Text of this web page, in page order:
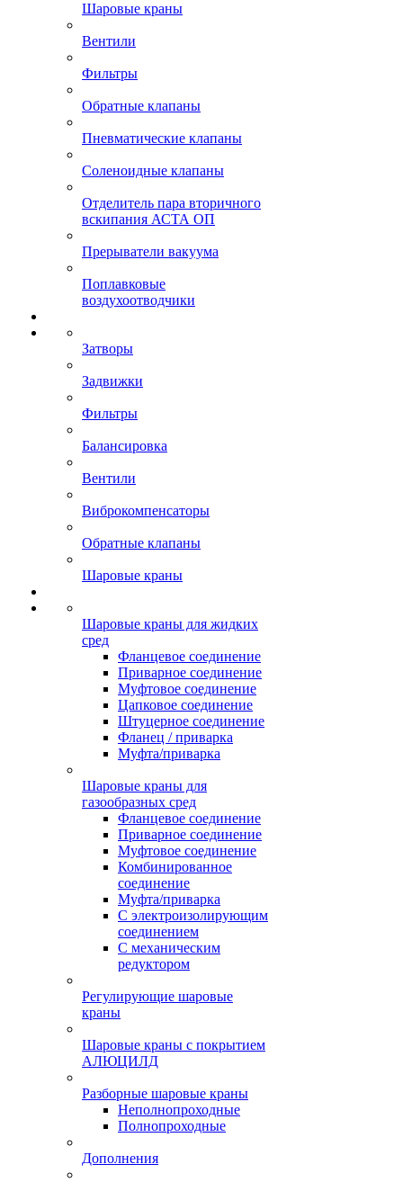
Шаровые краны
Вентили
Фильтры
Обратные клапаны
Пневматические клапаны
Соленоидные клапаны
Отделитель пара вторичного
вскипания АСТА ОП
Прерыватели вакуума
Поплавковые
воздухоотводчики
Затворы
Задвижки
Фильтры
Балансировка
Вентили
Виброкомпенсаторы
Обратные клапаны
Шаровые краны
Шаровые краны для жидких
сред
Фланцевое соединение
Приварное соединение
Муфтовое соединение
Цапковое соединение
Штуцерное соединение
Фланец / приварка
Муфта/приварка
Шаровые краны для
газообразных сред
Фланцевое соединение
Приварное соединение
Муфтовое соединение
Комбинированное
соединение
Муфта/приварка
С электроизолирующим
соединением
С механическим
редуктором
Регулирующие шаровые
краны
Шаровые краны с покрытием
АЛЮЦИЛД
Разборные шаровые краны
Неполнопроходные
Полнопроходные
Дополнения